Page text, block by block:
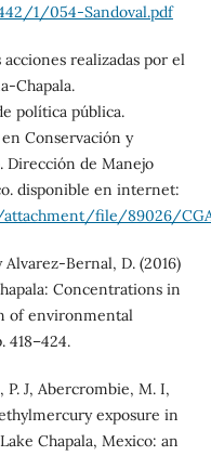
1/054-Sandoval.pdf
acciones realizadas por el
Chapala.
política pública.
Conservación y
Dirección de Manejo
disponible en internet:
file/89026/
Alvarez-Bernal, D. (2016)
Concentrations in
of environmental
418–424.
P. J, Abercrombie, M. I,
exposure in
Chapala, Mexico: an